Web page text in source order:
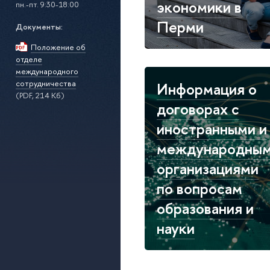
пн.-пт. 9:30-18:00
Документы:
Положение об
отделе
международного
сотрудничества
(PDF, 214 Кб)
экономики в
Перми
Информация о
договорах с
иностранными и
организациями
по вопросам
образования и
науки